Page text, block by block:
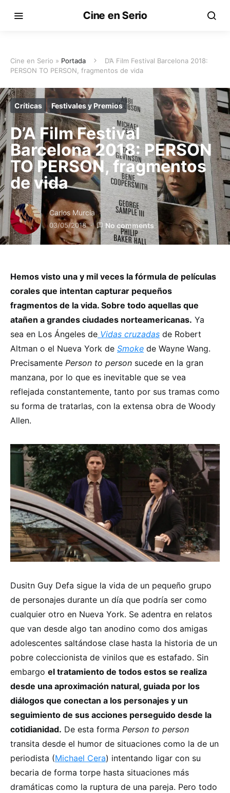
Cine en Serio
Cine en Serio » Portada
D’A Film Festival Barcelona 2018:
PERSON TO PERSON, fragmentos de vida
Críticas Festivales y Premios
D’A Film Festival
Barcelona 2018: PERSON
TO PERSON, fragmentos
de vida
Carlos Murcia
03/05/2018 No comments
Hemos visto una y mil veces la fórmula de películas
corales que intentan capturar pequeños
fragmentos de la vida. Sobre todo aquellas que
atañen a grandes ciudades norteamericanas. Ya
sea en Los Ángeles de Vidas cruzadas de Robert
Altman o el Nueva York de Smoke de Wayne Wang.
Precisamente Person to person sucede en la gran
manzana, por lo que es inevitable que se vea
reflejada constantemente, tanto por sus tramas como
su forma de tratarlas, con la extensa obra de Woody
Allen.
Dusitn Guy Defa sigue la vida de un pequeño grupo
de personajes durante un día que podría ser como
cualquier otro en Nueva York. Se adentra en relatos
que van desde algo tan anodino como dos amigas
adolescentes saltándose clase hasta la historia de un
pobre coleccionista de vinilos que es estafado. Sin
embargo el tratamiento de todos estos se realiza
desde una aproximación natural, guiada por los
diálogos que conectan a los personajes y un
seguimiento de sus acciones perseguido desde la
cotidianidad. De esta forma Person to person
transita desde el humor de situaciones como la de un
periodista (Michael Cera) intentando ligar con su
becaria de forma torpe hasta situaciones más
dramáticas como la ruptura de una pareja. Pero todo